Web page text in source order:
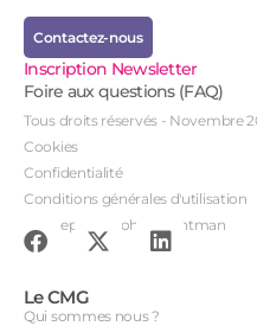
Contactez-nous
Inscription Newsletter
Foire aux questions (FAQ)
Tous droits réservés - Novembre
Cookies
Confidentialité
Conditions générales d'utilisation
Conception : John Brightman
Le CMG
Qui sommes nous ?